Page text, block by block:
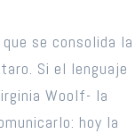
se consolida la
Si el lenguaje
Woolf- la
hoy la